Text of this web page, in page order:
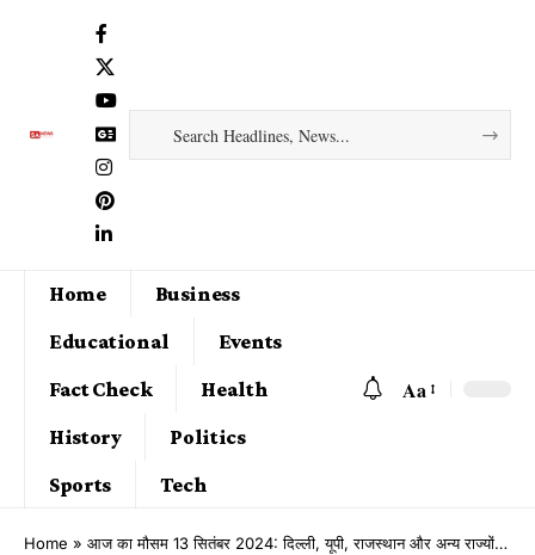
Home
Business
Educational
Events
Fact Check
Health
History
Politics
Sports
Tech
Aa
Home » आज का मौसम 13 सितंबर 2024: दिल्ली, यूपी, राजस्थान और अन्य राज्यों में होगी झमाझम बारिश